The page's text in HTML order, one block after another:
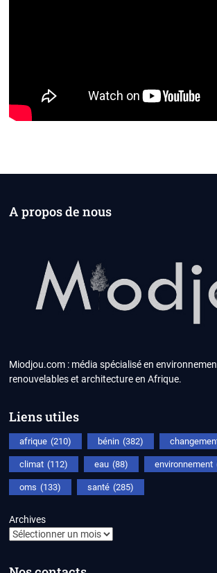
A propos de nous
Miodjou.com : média spécialisé en
renouvelables et architecture en Afrique.
Liens utiles
afrique (210) bénin (382)
climat (112) eau (88) environnement
oms (133) santé (285)
Archives